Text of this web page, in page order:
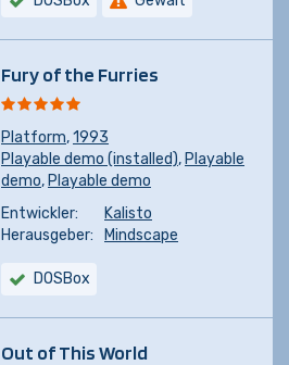
Fury of the Furries
Platform,1993
Playable demo (installed), Playable
demo, Playable demo
Entwickler:
Kalisto
Herausgeber:
Mindscape
DOSBox
Out of This World